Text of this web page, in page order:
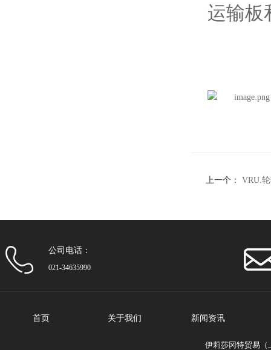
运输板
上一个： VRU.
公司电话：
021-34635990
首页 关于我们 新闻资讯
伊莉莎冈特贸易（